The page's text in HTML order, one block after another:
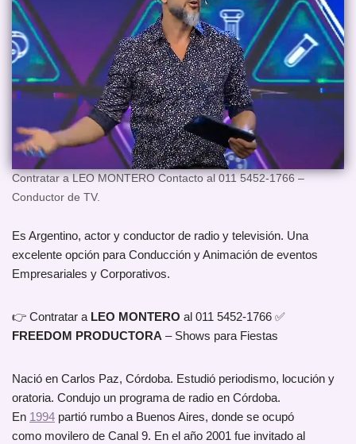
Contratar a LEO MONTERO Contacto al 011 5452-1766 –
Conductor de TV.
Es Argentino, actor y conductor de radio y televisión. Una
excelente opción para Conducción y Animación de eventos
Empresariales y Corporativos.
👉 Contratar a LEO MONTERO al 011 5452-1766 ✅
FREEDOM PRODUCTORA – Shows para Fiestas
Nació en Carlos Paz, Córdoba. Estudió periodismo, locución y
oratoria. Condujo un programa de radio en Córdoba.
En 1994 partió rumbo a Buenos Aires, donde se ocupó
como movilero de Canal 9. En el año 2001 fue invitado al